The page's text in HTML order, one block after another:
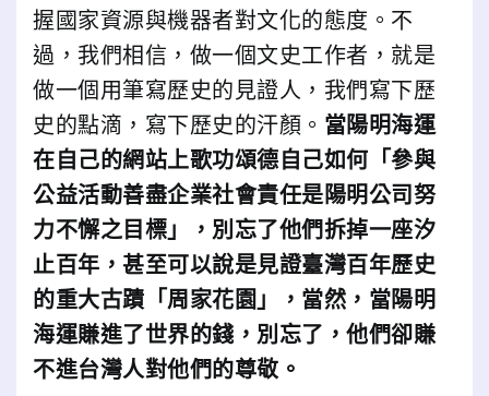
握國家資源與機器者對文化的態度。不
過，我們相信，做一個文史工作者，就是
做一個用筆寫歷史的見證人，我們寫下歷
史的點滴，寫下歷史的汗顏。 當陽明海運
在自己的網站上歌功頌德自己如何「參與
公益活動善盡企業社會責任是陽明公司努
力不懈之目標」，別忘了他們拆掉一座汐
止百年，甚至可以說是見證臺灣百年歷史
的重大古蹟「周家花園」，當然，當陽明
海運賺進了世界的錢，別忘了，他們卻賺
不進台灣人對他們的尊敬。